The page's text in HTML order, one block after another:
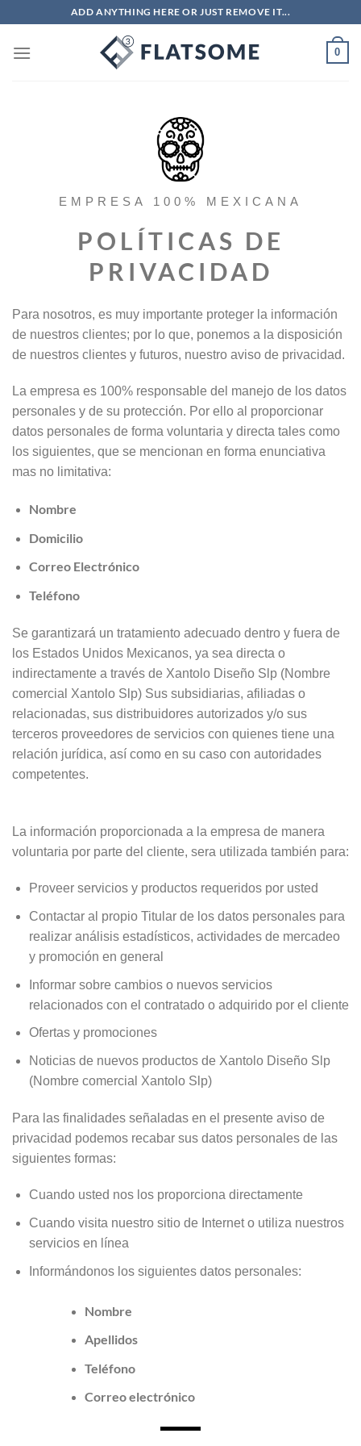
contenido
ADD ANYTHING HERE OR JUST REMOVE IT...
0
EMPRESA 100% MEXICANA
POLÍTICAS DE
PRIVACIDAD
Para nosotros, es muy importante proteger la información
de nuestros clientes; por lo que, ponemos a la disposición
de nuestros clientes y futuros, nuestro aviso de privacidad.
La empresa es 100% responsable del manejo de los datos
personales y de su protección. Por ello al proporcionar
datos personales de forma voluntaria y directa tales como
los siguientes, que se mencionan en forma enunciativa
mas no limitativa:
Nombre
Domicilio
Correo Electrónico
Teléfono
Se garantizará un tratamiento adecuado dentro y fuera de
los Estados Unidos Mexicanos, ya sea directa o
indirectamente a través de Xantolo Diseño Slp (Nombre
comercial Xantolo Slp) Sus subsidiarias, afiliadas o
relacionadas, sus distribuidores autorizados y/o sus
terceros proveedores de servicios con quienes tiene una
relación jurídica, así como en su caso con autoridades
competentes.
La información proporcionada a la empresa de manera
voluntaria por parte del cliente, sera utilizada también para:
Proveer servicios y productos requeridos por usted
Contactar al propio Titular de los datos personales para
realizar análisis estadísticos, actividades de mercadeo
y promoción en general
Informar sobre cambios o nuevos servicios
relacionados con el contratado o adquirido por el cliente
Ofertas y promociones
Noticias de nuevos productos de Xantolo Diseño Slp
(Nombre comercial Xantolo Slp)
Para las finalidades señaladas en el presente aviso de
privacidad podemos recabar sus datos personales de las
siguientes formas:
Cuando usted nos los proporciona directamente
Cuando visita nuestro sitio de Internet o utiliza nuestros
servicios en línea
Informándonos los siguientes datos personales:
Nombre
Apellidos
Teléfono
Correo electrónico